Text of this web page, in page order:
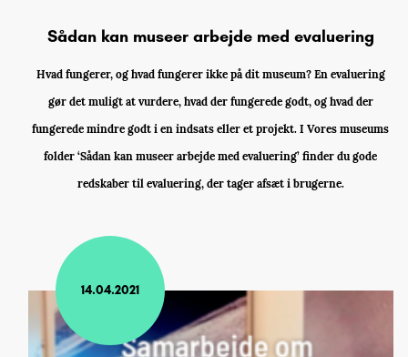
Sådan kan museer arbejde med evaluering
Hvad fungerer, og hvad fungerer ikke på dit museum? En evaluering
gør det muligt at vurdere, hvad der fungerede godt, og hvad der
fungerede mindre godt i en indsats eller et projekt. I Vores museums
folder ‘Sådan kan museer arbejde med evaluering’ finder du gode
redskaber til evaluering, der tager afsæt i brugerne.
14.04.2021